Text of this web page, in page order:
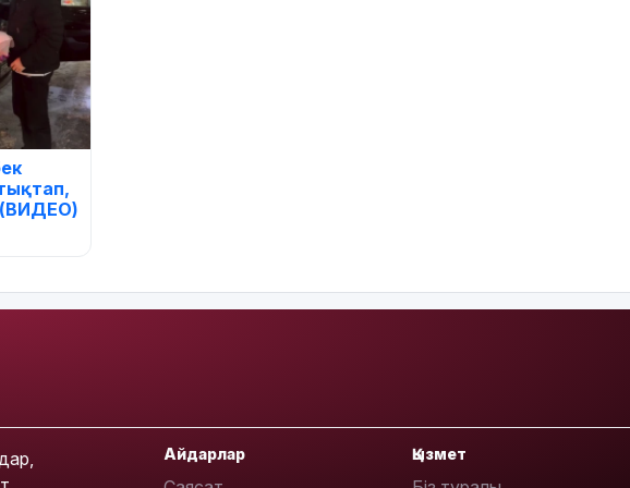
(ВИДЕО)
Айдарлар Қызмет